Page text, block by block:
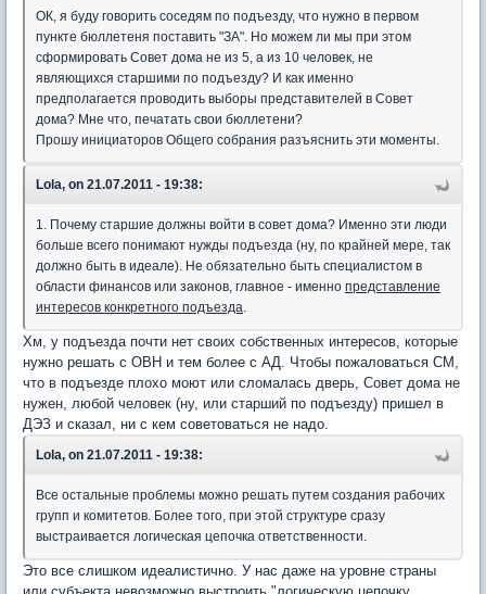
ОК, я буду говорить соседям по подъезду, что нужно в первом
пункте бюллетеня поставить "ЗА". Но можем ли мы при этом
сформировать Совет дома не из 5, а из 10 человек, не
являющихся старшими по подъезду? И как именно
предполагается проводить выборы представителей в Совет
дома? Мне что, печатать свои бюллетени?
Прошу инициаторов Общего собрания разъяснить эти моменты.
Lola, on 21.07.2011 - 19:38:
1. Почему старшие должны войти в совет дома? Именно эти люди
больше всего понимают нужды подъезда (ну, по крайней мере, так
должно быть в идеале). Не обязательно быть специалистом в
области финансов или законов, главное - именно представление
интересов конкретного подъезда.
Хм, у подъезда почти нет своих собственных интересов, которые
нужно решать с ОВН и тем более с АД. Чтобы пожаловаться СМ,
что в подъезде плохо моют или сломалась дверь, Совет дома не
нужен, любой человек (ну, или старший по подъезду) пришел в
ДЭЗ и сказал, ни с кем советоваться не надо.
Lola, on 21.07.2011 - 19:38:
Все остальные проблемы можно решать путем создания рабочих
групп и комитетов. Более того, при этой структуре сразу
выстраивается логическая цепочка ответственности.
Это все слишком идеалистично. У нас даже на уровне страны